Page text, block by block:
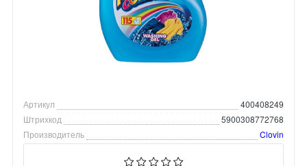
Артикул
400408249
Штрихкод
5900308772768
Производитель
Clovin